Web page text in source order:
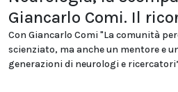
Giancarlo Comi. Il
Con Giancarlo Comi "La comunità
scienziato, ma anche un mentore e
generazioni di neurologi e